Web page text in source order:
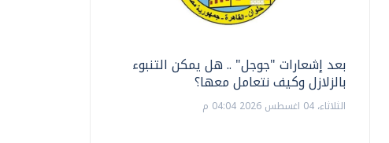
بعد إشعارات "جوجل" .. هل يمكن التنبوء
بالزلازل وكيف نتعامل معها؟
الثلاثاء، 04 اغسطس 2026 04:04 م